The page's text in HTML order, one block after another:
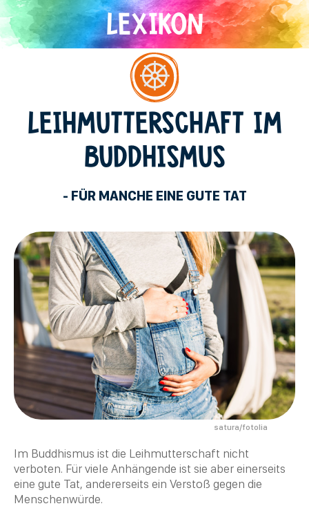
Direkt
zum
Inhalt
LEIHMUTTERSCHAFT IM
BUDDHISMUS
- FÜR MANCHE EINE GUTE TAT
satura/fotolia
Im Buddhismus ist die Leihmutterschaft nicht
verboten. Für viele Anhängende ist sie aber einerseits
eine gute Tat, andererseits ein Verstoß gegen die
Menschenwürde.